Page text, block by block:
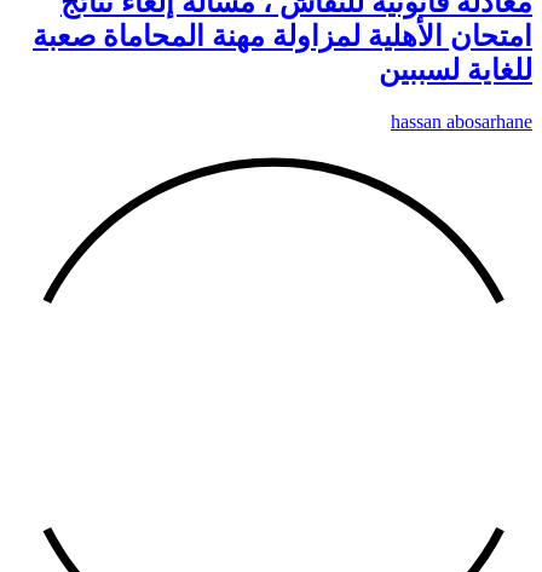
امتحان الأهلية لمزاولة مهنة المحاماة صعبة
للغاية لسببين
hassan abosarhane